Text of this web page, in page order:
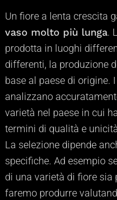
Un fiore a lenta crescita
vaso molto più lunga.
prodotta in luoghi
differenti, la produzione
base al paese di origine.
analizzano
varietà nel paese in cui
termini di qualità e
La selezione dipende
specifiche. Ad esempio
di una varietà di fiore sia
faremo produrre